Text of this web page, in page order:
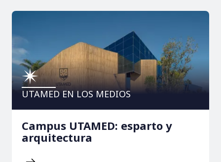
UTAMED EN LOS MEDIOS
Campus UTAMED: esparto y
arquitectura